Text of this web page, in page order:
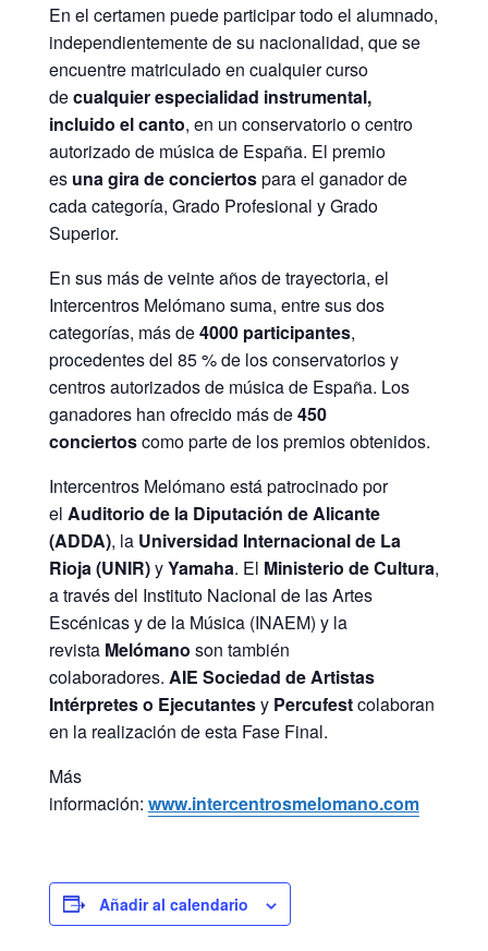
En el certamen puede participar todo el alumnado,
independientemente de su nacionalidad, que se
encuentre matriculado en cualquier curso
decualquier especialidad instrumental,
incluido el canto, en un conservatorio o centro
autorizado de música de España. El premio
es una gira de conciertospara el ganador de
cada categoría, Grado Profesional y Grado
Superior.
En sus más de veinte años de trayectoria, el
Intercentros Melómano suma, entre sus dos
categorías, más de4000 participantes,
procedentes del 85 % de los conservatorios y
centros autorizados de música de España. Los
ganadores han ofrecido más de450
conciertoscomo parte de los premios obtenidos.
Intercentros Melómano está patrocinado por
el Auditorio de la Diputación de Alicante
(ADDA), la Universidad Internacional de La
Rioja (UNIR)yYamaha. El Ministerio de Cultura,
a través del Instituto Nacional de las Artes
Escénicas y de la Música (INAEM) y la
revista Melómano son también
colaboradores. AIE Sociedad de Artistas
Intérpretes o Ejecutantesy Percufestcolaboran
en la realización de esta Fase Final.
Más
información: www.intercentrosmelomano.com
Añadir al calendario